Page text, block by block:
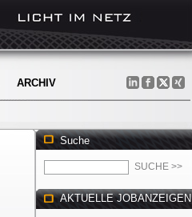
ARCHIV
Suche
AKTUELLE JOBANZEIGEN